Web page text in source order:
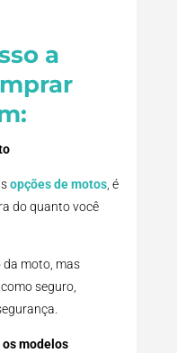
a
opções de motos, é
do quanto você
da moto, mas
seguro,
os modelos